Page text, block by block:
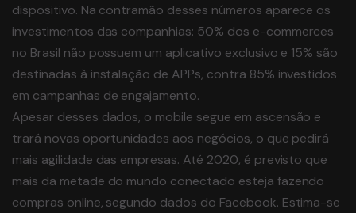
dispositivo. Na contramão desses números aparece os
investimentos das companhias: 50% dos e-commerces
no Brasil não possuem um aplicativo exclusivo e 15% são
destinadas à instalação de APPs, contra 85% investidos
em campanhas de engajamento.
Apesar desses dados, o mobile segue em ascensão e
trará novas oportunidades aos negócios, o que pedirá
mais agilidade das empresas. Até 2020, é previsto que
mais da metade do mundo conectado esteja fazendo
compras online, segundo dados do Facebook. Estima-se